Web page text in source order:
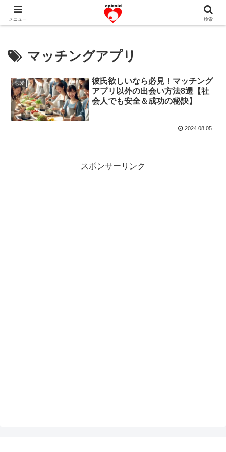
恋愛共感エピソード。あなたのストーリーを変えていく！。
マッチングアプリ
恋愛
彼氏欲しいなら必見！マッチング
アプリ以外の出会い方法8選【社
会人でも安全＆成功の秘訣】
2024.08.05
スポンサーリンク
メニュー 検索